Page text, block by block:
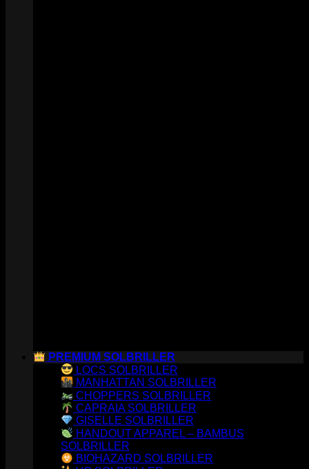
PREMIUM SOLBRILLER
LOCS SOLBRILLER
MANHATTAN SOLBRILLER
CHOPPERS SOLBRILLER
CAPRAIA SOLBRILLER
GISELLE SOLBRILLER
HANDOUT APPAREL – BAMBUS
SOLBRILLER
BIOHAZARD SOLBRILLER